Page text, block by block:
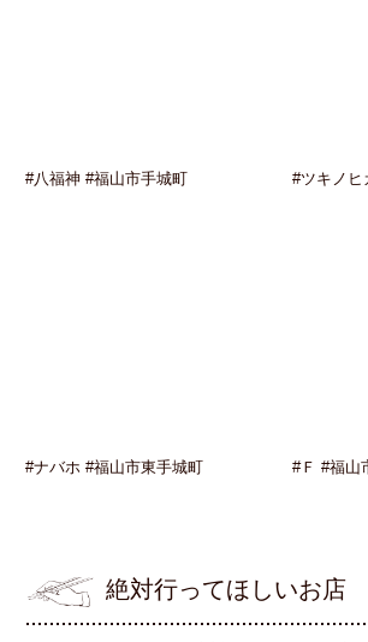
#八福神 #福山市手城町 #ツキノヒ
#ナバホ #福山市東手城町 #Ｆ #福山
絶対行ってほしいお店